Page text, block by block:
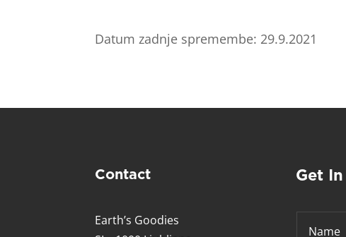
Datum zadnje spremembe: 29.9.2021
Contact
Earth’s Goodies
Get